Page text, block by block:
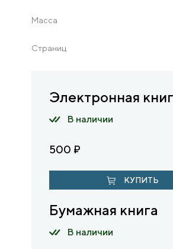
Масса
Страниц
Электронная
В наличии
500 ₽
КУПИТЬ
Бумажная книга
В наличии